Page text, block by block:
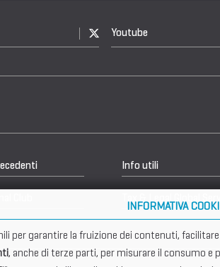
Youtube
Info utili
INFORMATIVA
per garantire la fruizione dei contenuti,
, anche di terze parti, per misurare il consumo